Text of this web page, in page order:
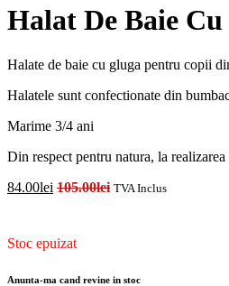
Halat De Baie
Halate de baie cu gluga pentru copii
Halatele sunt confectionate din
Marime 3/4 ani
Din respect pentru natura, la
84.00lei 105.00lei TVA Inclus
Stoc epuizat
Anunta-ma cand revine in stoc